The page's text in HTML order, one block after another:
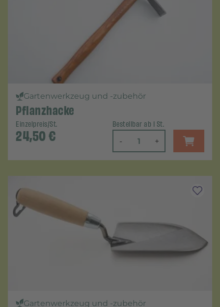
Gartenwerkzeug und -zubehör
Pflanzhacke
Einzelpreis/St.
24,50€
Bestellbar ab 1 St.
- +
Gartenwerkzeug und -zubehör